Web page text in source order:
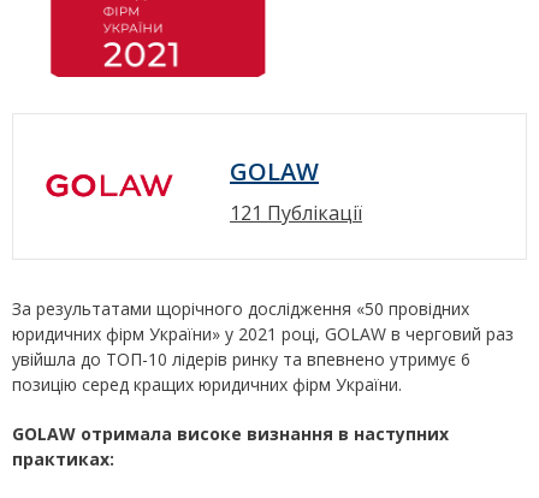
GOLAW
121 Публікації
За результатами щорічного дослідження «50 провідних
юридичних фірм України» у 2021 році, GOLAW в черговий раз
увійшла до ТОП-10 лідерів ринку та впевнено утримує 6
позицію серед кращих юридичних фірм України.
GOLAW отримала високе визнання в наступних
практиках: